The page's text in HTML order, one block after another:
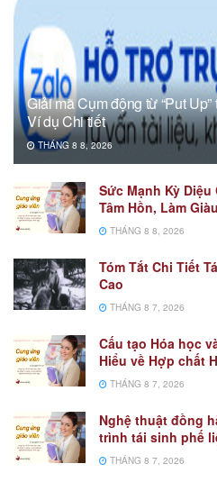
Giải mã Cụm động từ “Put
Ví dụ Chi tiết
THÁNG 8 8, 2026
Sức Mạnh Kỳ Diệu
Tâm Hồn, Làm
THÁNG 8 8, 2026
Tóm Tắt Chi Tiết
Cao
THÁNG 8 7, 2026
Cấu tạo Hóa học
Hiểu về Hợp chất
THÁNG 8 7, 2026
Nghệ thuật đồng
trình tái sinh phế
THÁNG 8 7, 2026